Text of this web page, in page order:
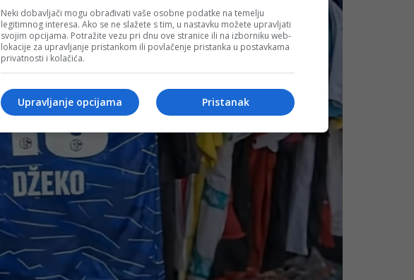
Neki dobavljači mogu obrađivati vaše osobne podatke na temelju
legitimnog interesa. Ako se ne slažete s tim, u nastavku možete upravljati
svojim opcijama. Potražite vezu pri dnu ove stranice ili na izborniku web-
lokacije za upravljanje pristankom ili povlačenje pristanka u postavkama
privatnosti i kolačića.
Pristanak
Upravljanje opcijama